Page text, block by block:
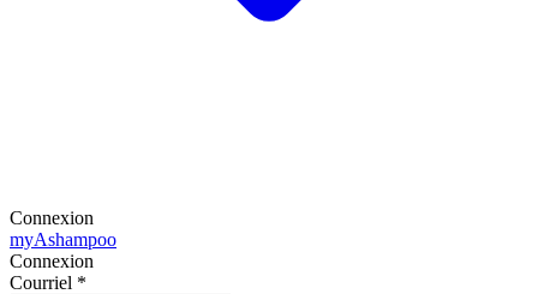
Connexion
myAshampoo
Connexion
Courriel *